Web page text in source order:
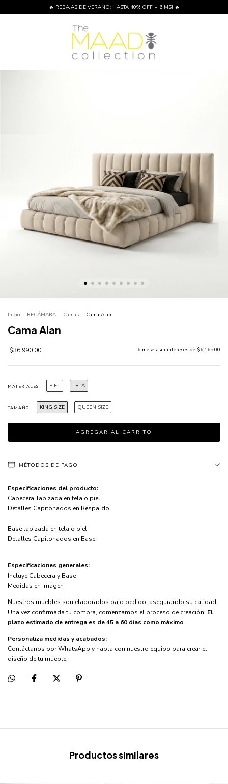
🔥 REBAJAS DE VERANO: HASTA 40% OFF + 6 MSI 🔥
Inicio . RECÁMARA . Camas . Cama Alan
Cama Alan
$36,990.00 6 meses sin intereses de $6,165.00
MATERIALES PIEL TELA
TAMAÑO KING SIZE QUEEN SIZE
MÉTODOS DE PAGO
Especificaciones del producto:
Cabecera Tapizada en tela o piel
Detalles Capitonados en Respaldo
Base tapizada en tela o piel
Detalles Capitonados en Base
Especificaciones generales:
Incluye Cabecera y Base
Medidas en Imagen
Nuestros muebles son elaborados bajo pedido, asegurando su calidad.
Una vez confirmada tu compra, comenzamos el proceso de creación. El
plazo estimado de entrega es de 45 a 60 días como máximo.
Personaliza medidas y acabados:
Contáctanos por WhatsApp y habla con nuestro equipo para crear el
diseño de tu mueble.
Productos similares